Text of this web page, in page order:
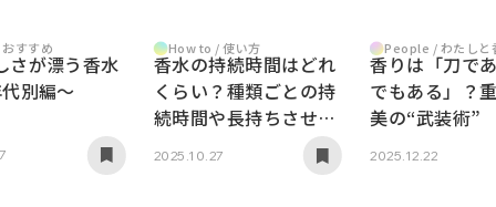
すすめ
さが漂う香水
別編～
How to / 使い方
香水の持続時間はどれ
くらい？種類ごとの持
続時間や長持ちさせる
2025.10.27
People / わたしと
香りは「刀で
でもある」？
美の“武装術”
2025.12.22